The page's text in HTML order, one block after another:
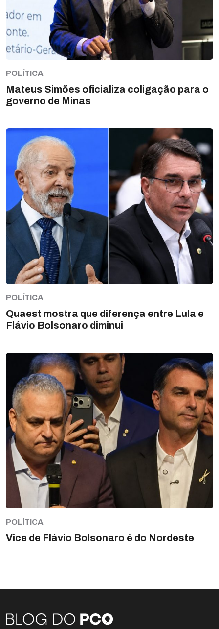
POLÍTICA
Mateus Simões oficializa coligação para o
governo de Minas
POLÍTICA
Quaest mostra que diferença entre Lula e
Flávio Bolsonaro diminui
POLÍTICA
Vice de Flávio Bolsonaro é do Nordeste